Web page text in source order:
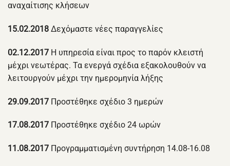
αναχαίτισης κλήσεων
15.02.2018 Δεχόμαστε νέες παραγγελίες
02.12.2017 Η υπηρεσία είναι προς το παρόν κλειστή
μέχρι νεωτέρας. Τα ενεργά σχέδια εξακολουθούν να
λειτουργούν μέχρι την ημερομηνία λήξης
29.09.2017 Προστέθηκε σχέδιο 3 ημερών
17.08.2017 Προστέθηκε σχέδιο 24 ωρών
11.08.2017 Προγραμματισμένη συντήρηση 14.08-16.08